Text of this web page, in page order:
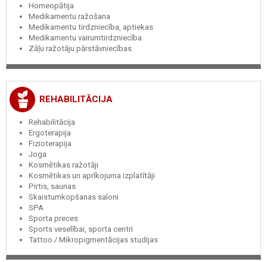
Homeopātija
Medikamentu ražošana
Medikamentu tirdzniecība, aptiekas
Medikamentu vairumtirdzniecība
Zāļu ražotāju pārstāvniecības
REHABILITĀCIJA
Rehabilitācija
Ergoterapija
Fizioterapija
Joga
Kosmētikas ražotāji
Kosmētikas un aprīkojuma izplatītāji
Pirtis, saunas
Skaistumkopšanas saloni
SPA
Sporta preces
Sports veselībai, sporta centri
Tattoo / Mikropigmentācijas studijas